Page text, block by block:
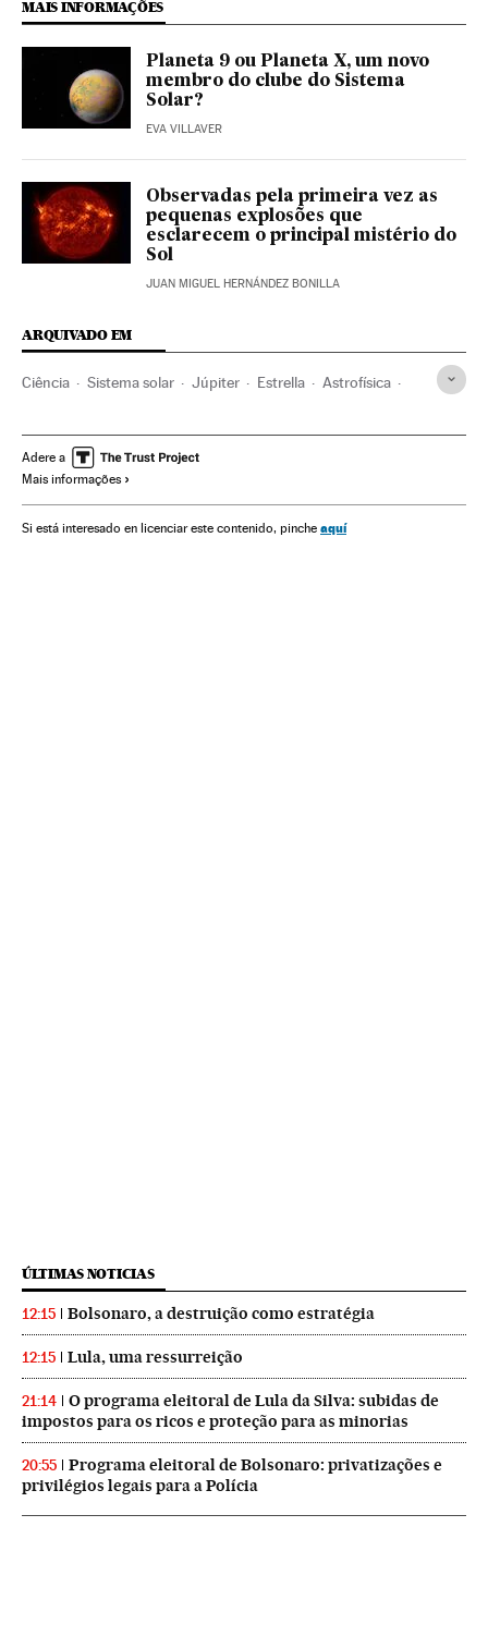
MAIS INFORMAÇÕES
Planeta 9 ou Planeta X, um novo
membro do clube do Sistema
Solar?
EVA VILLAVER
Observadas pela primeira vez as
pequenas explosões que
esclarecem o principal mistério do
Sol
JUAN MIGUEL HERNÁNDEZ BONILLA
ARQUIVADO EM
Ciência Sistema solar Júpiter Estrella Astrofísica
Galáxias
Adere a
Mais informações
Si está interesado en licenciar este contenido, pinche aquí
ÚLTIMAS NOTICIAS
12:15 Bolsonaro, a destruição como estratégia
12:15 Lula, uma ressurreição
21:14
O programa eleitoral de Lula da Silva: subidas de
impostos para os ricos e proteção para as minorias
20:55
Programa eleitoral de Bolsonaro: privatizações e
privilégios legais para a Polícia